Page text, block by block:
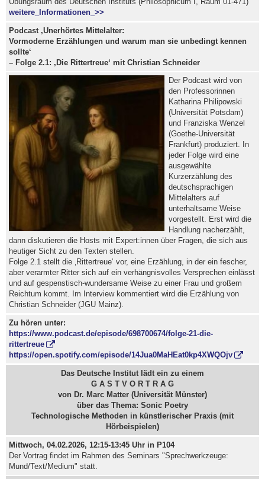
weitere_Informationen_>>
Podcast ‚Unerhörtes Mittelalter:
Vormoderne Erzählungen und warum man sie unbedingt kennen
sollte‘
– Folge 2.1: ‚Die Rittertreue‘ mit Christian Schneider
Der Podcast wird von
den Professorinnen
Katharina Philipowski
(Universität Potsdam)
und Franziska Wenzel
(Goethe-Universität
Frankfurt) produziert. In
jeder Folge wird eine
ausgewählte
Kurzerzählung des
deutschsprachigen
Mittelalters auf
unterhaltsame Weise
vorgestellt. Erst wird die
Handlung nacherzählt,
dann diskutieren die Hosts mit Expert:innen über Fragen, die sich aus
heutiger Sicht zu den Texten stellen.
Folge 2.1 stellt die ‚Rittertreue‘ vor, eine Erzählung, in der ein fescher,
aber verarmter Ritter sich auf ein verhängnisvolles Versprechen einlässt
und auf gespenstisch-wundersame Weise zu einer Frau und großem
Reichtum kommt. Im Interview kommentiert wird die Erzählung von
Christian Schneider (JGU Mainz).
Zu hören unter:
https://www.podcast.de/episode/698700674/folge-21-die-
rittertreue
https://open.spotify.com/episode/14Jua0MaHEat0kp4XWQOjv
Das Deutsche Institut lädt ein zu einem
G A S T V O R T R A G
von Dr. Marc Matter (Universität Münster)
über das Thema: Sonic Poetry
Technologische Methoden in künstlerischer Praxis (mit
Hörbeispielen)
Mittwoch, 04.02.2026, 12:15-13:45 Uhr in P104
Der Vortrag findet im Rahmen des Seminars "Sprechwerkzeuge:
Mund/Text/Medium" statt.